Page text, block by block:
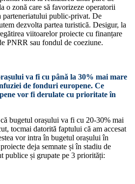
o zonă care să favorizeze operatorii
parteneriatului public-privat. De
dezvolta partea turistică. Desigur, la
viitoarelor proiecte cu finanțare
PNRR sau fondul de coeziune.
va fi cu până la 30% mai mare
de fonduri europene. Ce
vor fi derulate cu prioritate în
bugetul orașului va fi cu 20-30% mai
tocmai datorită faptului că am accesat
vor intra în bugetul orașului în
deja semnate și în stadiu de
publice și grupate pe 3 priorități: